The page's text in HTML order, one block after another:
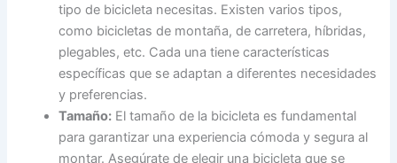
tipo de bicicleta necesitas. Existen varios tipos,
como bicicletas de montaña, de carretera, híbridas,
plegables, etc. Cada una tiene características
específicas que se adaptan a diferentes necesidades
y preferencias.
Tamaño: El tamaño de la bicicleta es fundamental
para garantizar una experiencia cómoda y segura al
montar. Asegúrate de elegir una bicicleta que se